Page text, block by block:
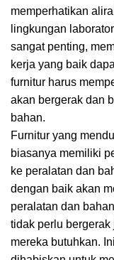
memperhatikan
lingkungan
sangat penting,
kerja yang baik
furnitur harus
akan bergerak dan
bahan.
Furnitur yang
biasanya memiliki
ke peralatan dan
dengan baik akan
peralatan dan
tidak perlu
mereka butuhkan.